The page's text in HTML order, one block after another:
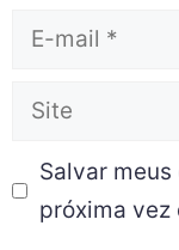
Salvar
próxima vez